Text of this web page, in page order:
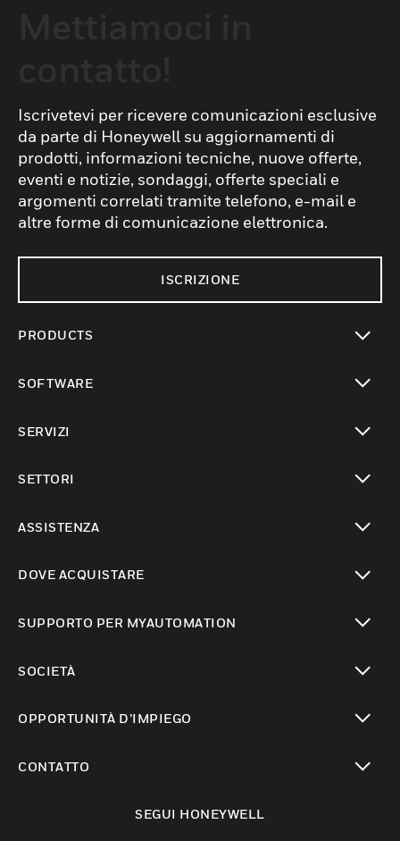
Iscrivetevi per ricevere comunicazioni esclusive
da parte di Honeywell su aggiornamenti di
prodotti, informazioni tecniche, nuove offerte,
eventi e notizie, sondaggi, offerte speciali e
argomenti correlati tramite telefono, e-mail e
altre forme di comunicazione elettronica.
ISCRIZIONE
PRODUCTS
SOFTWARE
SERVIZI
SETTORI
ASSISTENZA
DOVE ACQUISTARE
SUPPORTO PER MYAUTOMATION
SOCIETÀ
OPPORTUNITÀ D’IMPIEGO
CONTATTO
SEGUI HONEYWELL